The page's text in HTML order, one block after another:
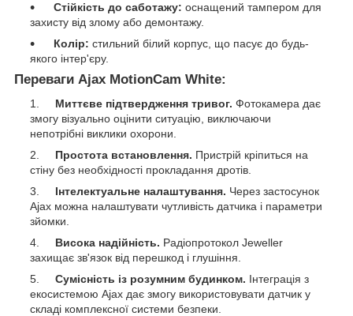
Стійкість до саботажу: оснащений тампером для
захисту від злому або демонтажу.
Колір: стильний білий корпус, що пасує до будь-
якого інтер'єру.
Переваги Ajax MotionCam White:
Миттєве підтвердження тривог. Фотокамера дає
змогу візуально оцінити ситуацію, виключаючи
непотрібні виклики охорони.
Простота встановлення. Пристрій кріпиться на
стіну без необхідності прокладання дротів.
Інтелектуальне налаштування. Через застосунок
Ajax можна налаштувати чутливість датчика і параметри
зйомки.
Висока надійність. Радіопротокол Jeweller
захищає зв'язок від перешкод і глушіння.
Сумісність із розумним будинком. Інтеграція з
екосистемою Ajax дає змогу використовувати датчик у
складі комплексної системи безпеки.